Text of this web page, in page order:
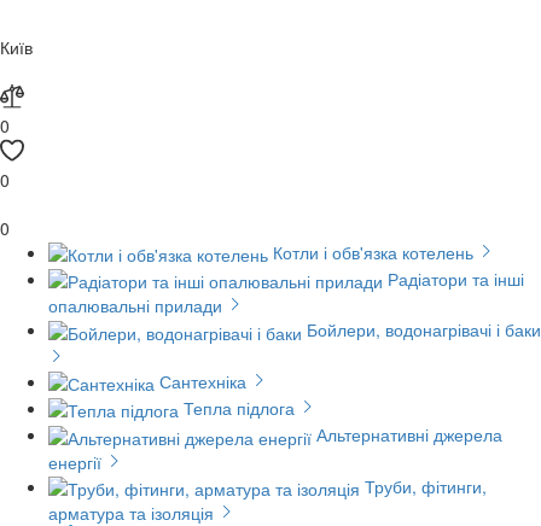
Київ
0
0
0
Котли і обв'язка котелень
Радіатори та інші
опалювальні прилади
Бойлери, водонагрівачі і баки
Сантехніка
Тепла підлога
Альтернативні джерела
енергії
Труби, фітинги,
арматура та ізоляція